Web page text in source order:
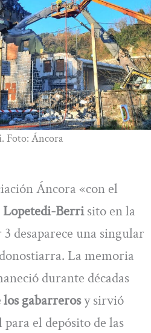
Foto: Áncora
Áncora «con el
Berrisito en la
desaparece una singular
La memoria
durante décadas
gabarrerosy sirvió
el depósito de las